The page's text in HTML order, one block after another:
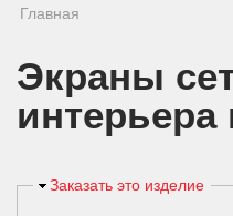
Вы здесь
Главная
Экраны
Скрыть
Заказать это изделие